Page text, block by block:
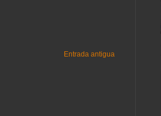
Entrada antigua